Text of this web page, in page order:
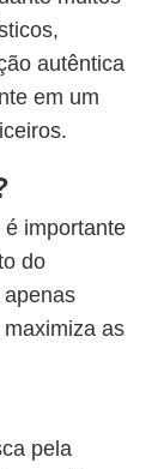
autêntica
em um
importante
do
as
pela